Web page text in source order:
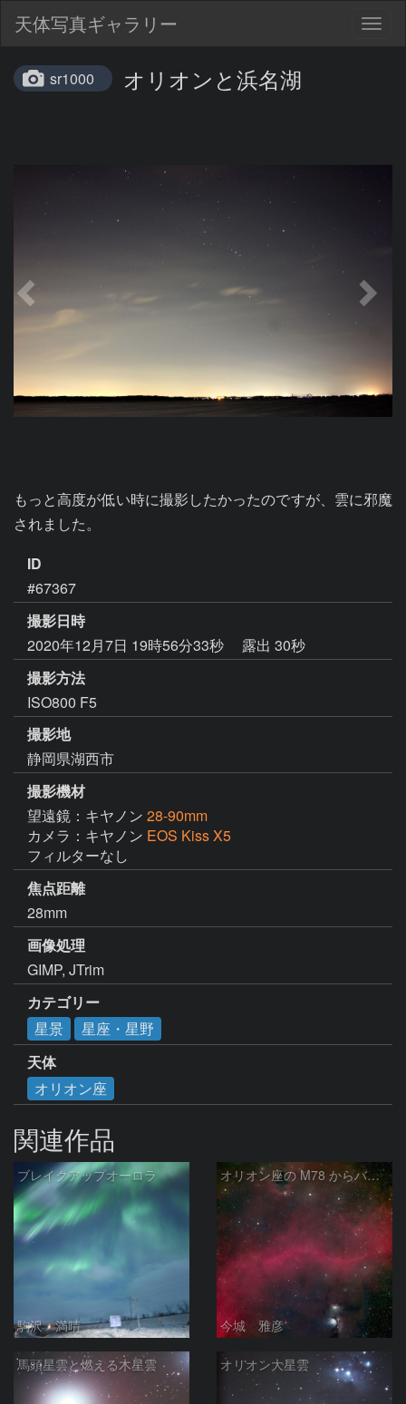
天体写真ギャラリー
sr1000 オリオンと浜名湖
もっと高度が低い時に撮影したかったのですが、雲に邪魔
されました。
ID
#67367
撮影日時
2020年12月7日 19時56分33秒
露出 30秒
撮影方法
ISO800 F5
撮影地
静岡県湖西市
撮影機材
望遠鏡：キヤノン 28-90mm
カメラ：キヤノン EOS Kiss X5
フィルターなし
焦点距離
28mm
画像処理
GIMP, JTrim
カテゴリー
星景
星座・星野
天体
オリオン座
関連作品
ブレイクアップオーロラ
駒沢 満晴
オリオン座の M78 からバーナードループをまたいで LDN1622あたり
今城 雅彦
馬頭星雲と燃える木星雲 オリオン大星雲